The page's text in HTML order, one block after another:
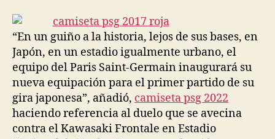
“En un guiño a la historia, lejos de sus bases, en
Japón, en un estadio igualmente urbano, el
equipo del Paris Saint-Germain inaugurará su
nueva equipación para el primer partido de su
gira japonesa”, añadió, camiseta psg 2022
haciendo referencia al duelo que se avecina
contra el Kawasaki Frontale en Estadio